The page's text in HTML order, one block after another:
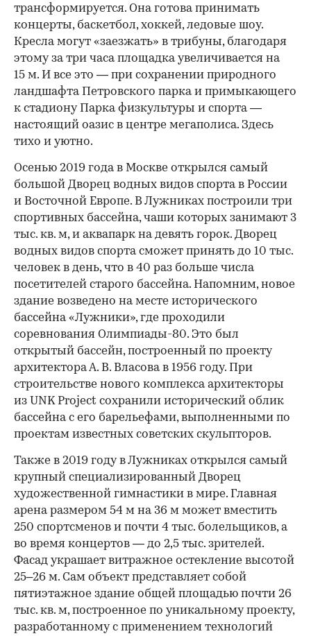
трансформируется. Она готова принимать
концерты, баскетбол, хоккей, ледовые шоу.
Кресла могут «заезжать» в трибуны, благодаря
этому за три часа площадка увеличивается на
15 м. И все это — при сохранении природного
ландшафта Петровского парка и примыкающего
к стадиону Парка физкультуры и спорта —
настоящий оазис в центре мегаполиса. Здесь
тихо и уютно.
Осенью 2019 года в Москве открылся самый
большой Дворец водных видов спорта в России
и Восточной Европе. В Лужниках построили три
спортивных бассейна, чаши которых занимают 3
тыс. кв. м, и аквапарк на девять горок. Дворец
водных видов спорта сможет принять до 10 тыс.
человек в день, что в 40 раз больше числа
посетителей старого бассейна. Напомним, новое
здание возведено на месте исторического
бассейна «Лужники», где проходили
соревнования Олимпиады-80. Это был
открытый бассейн, построенный по проекту
архитектора А. В. Власова в 1956 году. При
строительстве нового комплекса архитекторы
из UNK Project сохранили исторический облик
бассейна с его барельефами, выполненными по
проектам известных советских скульпторов.
Также в 2019 году в Лужниках открылся самый
крупный специализированный Дворец
художественной гимнастики в мире. Главная
арена размером 54 м на 36 м может вместить
250 спортсменов и почти 4 тыс. болельщиков, а
во время концертов — до 2,5 тыс. зрителей.
Фасад украшает витражное остекление высотой
25–26 м. Сам объект представляет собой
пятиэтажное здание общей площадью почти 26
тыс. кв. м, построенное по уникальному проекту,
разработанному с применением технологий